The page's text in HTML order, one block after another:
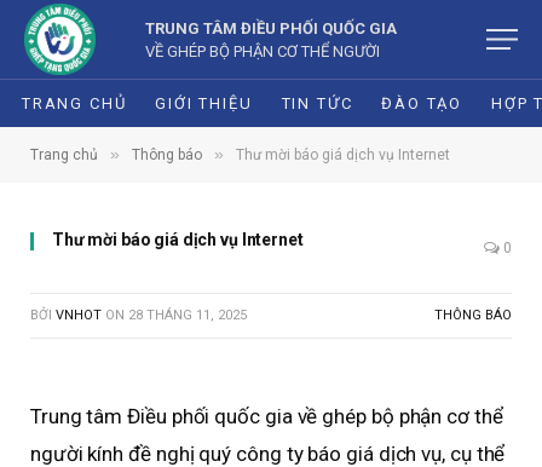
TRUNG TÂM ĐIỀU PHỐI QUỐC GIA
VỀ GHÉP BỘ PHẬN CƠ THỂ NGƯỜI
TRANG CHỦ GIỚI THIỆU TIN TỨC ĐÀO TẠO HỢP
Trang chủ » Thông báo » Thư mời báo giá dịch vụ Internet
Thư mời báo giá dịch vụ Internet 0
BỞI VNHOT ON 28 THÁNG 11, 2025 THÔNG BÁO
Trung tâm Điều phối quốc gia về ghép bộ phận cơ thể
người kính đề nghị quý công ty báo giá dịch vụ, cụ thể